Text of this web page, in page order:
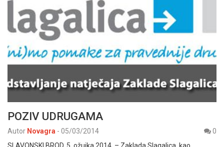
POZIV UDRUGAMA
Autor Novagra - 05/03/2014
0
SLAVONSKI BROD, 5. ožujka 2014. – Zaklada Slagalica, kao